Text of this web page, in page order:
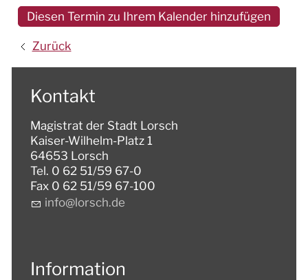
Diesen Termin zu Ihrem Kalender hinzufügen
Zurück
Kontakt
Magistrat der Stadt Lorsch
Kaiser-Wilhelm-Platz 1
64653 Lorsch
Tel. 0 62 51/59 67-0
Fax 0 62 51/59 67-100
nf
l rsch d
Information